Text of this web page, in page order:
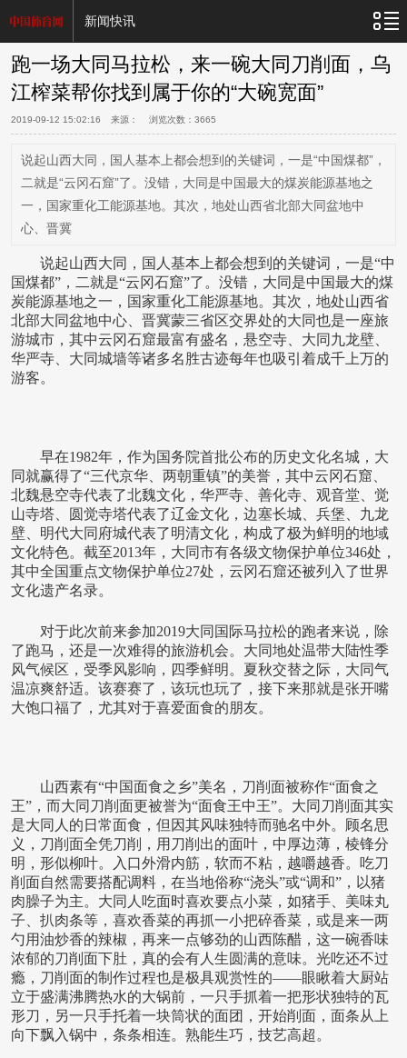
新闻快讯
跑一场大同马拉松，来一碗大同刀削面，乌
江榨菜帮你找到属于你的“大碗宽面”
2019-09-12 15:02:16 来源： 浏览次数： 3665
说起山西大同，国人基本上都会想到的关键词，一是“中国煤都”，
二就是“云冈石窟”了。没错，大同是中国最大的煤炭能源基地之
一，国家重化工能源基地。其次，地处山西省北部大同盆地中
心、晋冀
说起山西大同，国人基本上都会想到的关键词，一是“中
国煤都”，二就是“云冈石窟”了。没错，大同是中国最大的煤
炭能源基地之一，国家重化工能源基地。其次，地处山西省
北部大同盆地中心、晋冀蒙三省区交界处的大同也是一座旅
游城市，其中云冈石窟最富有盛名，悬空寺、大同九龙壁、
华严寺、大同城墙等诸多名胜古迹每年也吸引着成千上万的
游客。
早在1982年，作为国务院首批公布的历史文化名城，大
同就赢得了“三代京华、两朝重镇”的美誉，其中云冈石窟、
北魏悬空寺代表了北魏文化，华严寺、善化寺、观音堂、觉
山寺塔、圆觉寺塔代表了辽金文化，边塞长城、兵堡、九龙
壁、明代大同府城代表了明清文化，构成了极为鲜明的地域
文化特色。截至2013年，大同市有各级文物保护单位346处，
其中全国重点文物保护单位27处，云冈石窟还被列入了世界
文化遗产名录。
对于此次前来参加2019大同国际马拉松的跑者来说，除
了跑马，还是一次难得的旅游机会。大同地处温带大陆性季
风气候区，受季风影响，四季鲜明。夏秋交替之际，大同气
温凉爽舒适。该赛赛了，该玩也玩了，接下来那就是张开嘴
大饱口福了，尤其对于喜爱面食的朋友。
山西素有“中国面食之乡”美名，刀削面被称作“面食之
王”，而大同刀削面更被誉为“面食王中王”。大同刀削面其实
是大同人的日常面食，但因其风味独特而驰名中外。顾名思
义，刀削面全凭刀削，用刀削出的面叶，中厚边薄，棱锋分
明，形似柳叶。入口外滑内筋，软而不粘，越嚼越香。吃刀
削面自然需要搭配调料，在当地俗称“浇头”或“调和”，以猪
肉臊子为主。大同人吃面时喜欢要点小菜，如猪手、美味丸
子、扒肉条等，喜欢香菜的再抓一小把碎香菜，或是来一两
勺用油炒香的辣椒，再来一点够劲的山西陈醋，这一碗香味
浓郁的刀削面下肚，真的会有人生圆满的意味。光吃还不过
瘾，刀削面的制作过程也是极具观赏性的——眼瞅着大厨站
立于盛满沸腾热水的大锅前，一只手抓着一把形状独特的瓦
形刀，另一只手托着一块筒状的面团，开始削面，面条从上
向下飘入锅中，条条相连。熟能生巧，技艺高超。